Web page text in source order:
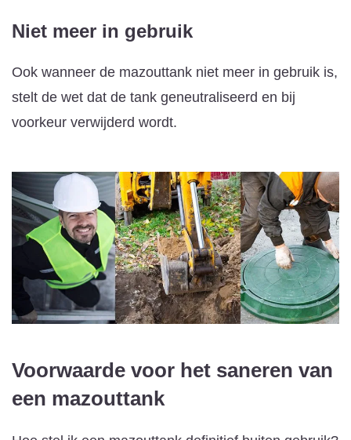
Niet meer in gebruik
Ook wanneer de mazouttank niet meer in gebruik is,
stelt de wet dat de tank geneutraliseerd en bij
voorkeur verwijderd wordt.
Voorwaarde voor het saneren van
een mazouttank